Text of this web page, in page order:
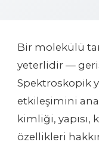
Bir molekülü
yeterlidir —
Spektroskopik
etkileşimini
kimliği,
özellikleri